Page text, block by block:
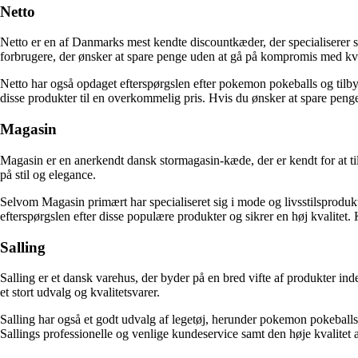
Netto
Netto er en af Danmarks mest kendte discountkæder, der
forbrugere, der ønsker at spare penge uden at gå på kompromis med
Netto har også opdaget efterspørgslen efter pokemon pokeballs og
disse produkter til en overkommelig pris. Hvis du ønsker at spare
Magasin
Magasin er en anerkendt dansk stormagasin-kæde, der er kendt for
på stil og elegance.
Selvom Magasin primært har specialiseret sig i mode og
efterspørgslen efter disse populære produkter og sikrer en høj
Salling
Salling er et dansk varehus, der byder på en bred vifte af produkter
et stort udvalg og kvalitetsvarer.
Salling har også et godt udvalg af legetøj, herunder pokemon
Sallings professionelle og venlige kundeservice samt den høje